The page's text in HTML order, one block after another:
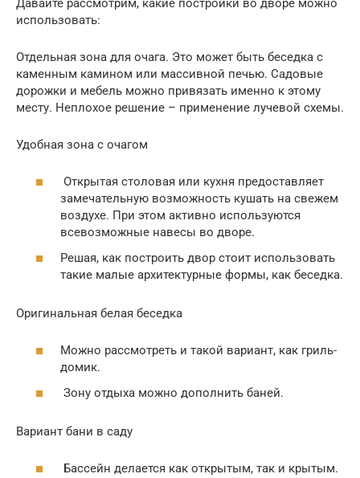
Давайте рассмотрим, какие постройки во дворе можно
использовать:
Отдельная зона для очага. Это может быть беседка с
каменным камином или массивной печью. Садовые
дорожки и мебель можно привязать именно к этому
месту. Неплохое решение – применение лучевой схемы.
Удобная зона с очагом
Открытая столовая или кухня предоставляет
замечательную возможность кушать на свежем
воздухе. При этом активно используются
всевозможные навесы во дворе.
Решая, как построить двор стоит использовать
такие малые архитектурные формы, как беседка.
Оригинальная белая беседка
Можно рассмотреть и такой вариант, как гриль-
домик.
Зону отдыха можно дополнить баней.
Вариант бани в саду
Бассейн делается как открытым, так и крытым.